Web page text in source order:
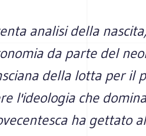
analisi della
da parte del
della lotta per il
l'ideologia che
ha gettato